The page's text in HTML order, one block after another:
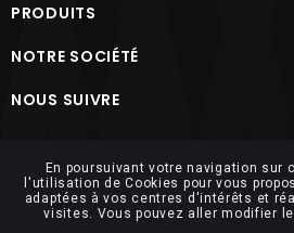
PRODUITS
NOTRE SOCIÉTÉ
NOUS SUIVRE
En poursuivant votre navigation sur
l'utilisation de Cookies pour vous
adaptées à vos centres d'intérêts et
visites. Vous pouvez aller modifier